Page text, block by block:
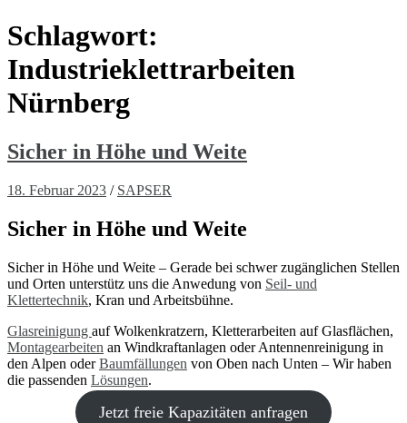
Schlagwort:
Industrieklettrarbeiten
Nürnberg
Sicher in Höhe und Weite
18. Februar 2023 / SAPSER
Sicher in Höhe und Weite
Sicher in Höhe und Weite – Gerade bei schwer zugänglichen Stellen
und Orten unterstütz uns die Anwedung von Seil- und
Klettertechnik, Kran und Arbeitsbühne.
Glasreinigung auf Wolkenkratzern, Kletterarbeiten auf Glasflächen,
Montagearbeiten an Windkraftanlagen oder Antennenreinigung in
den Alpen oderBaumfällungen von Oben nach Unten – Wir haben
die passenden Lösungen.
Jetzt freie Kapazitäten anfragen